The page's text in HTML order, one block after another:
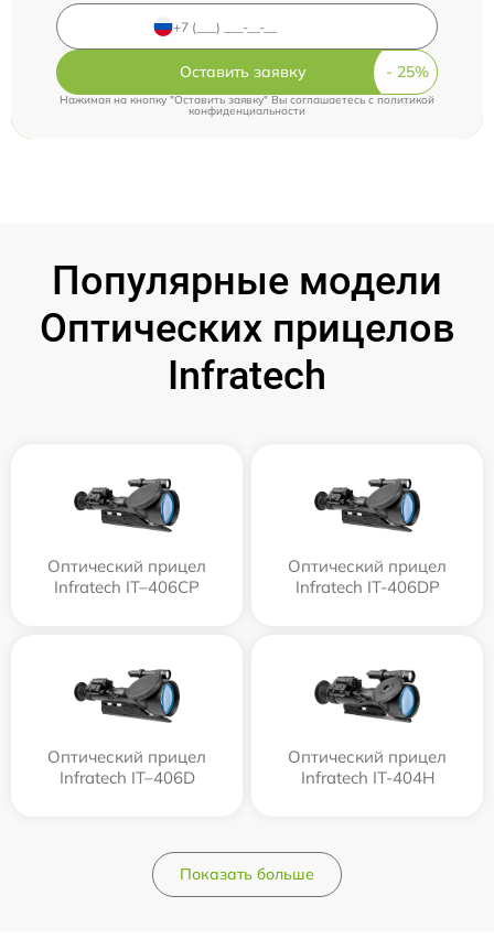
Оставить заявку
Нажимая на кнопку "Оставить заявку" Вы соглашаетесь c политикой
конфиденциальности
Популярные модели
Оптических прицелов
Infratech
Оптический прицел
Infratech IT–406СP
Оптический прицел
Infratech IT-406DP
Оптический прицел
Infratech IT–406D
Оптический прицел
Infratech IT-404H
Показать больше